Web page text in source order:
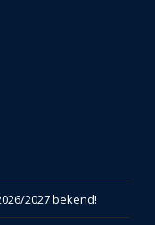
2027 bekend!